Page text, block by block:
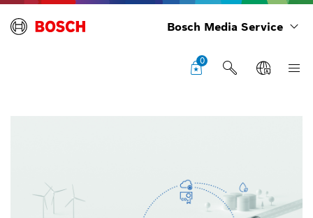
Bosch Media Service
0